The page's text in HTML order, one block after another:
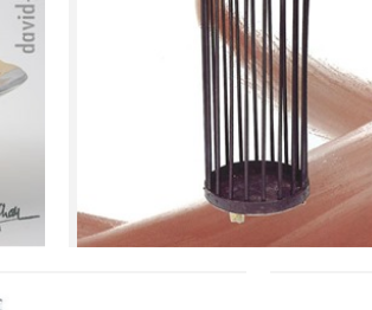
PARAPLYSTATIV - GRILL
Se detajler